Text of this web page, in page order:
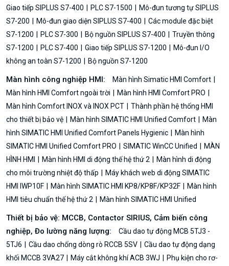
Giao tiếp SIPLUS S7-400
PLC S7-1500
Mô-đun tương tự SIPLUS
S7-200
Mô-đun giao diện SIPLUS S7-400
Các module đặc biệt
S7-1200
PLC S7-300 Bộ nguồn SIPLUS S7-400
Truyền thông
S7-1200
PLC S7-400 Giao tiếp SIPLUS S7-1200
Mô-đun I/O
không an toàn S7-1200
Bộ nguồn S7-1200
Màn hình công nghiệp HMI:
Màn hình Simatic HMI Comfort
Màn hình HMI Comfort ngoài trời
Màn hình HMI Comfort PRO
Màn hình Comfort INOX và INOX PCT
Thành phần hệ thống HMI
cho thiết bị bảo vệ
Màn hình SIMATIC HMI Unified Comfort
Màn
hình SIMATIC HMI Unified Comfort Panels Hygienic
Màn hình
SIMATIC HMI Unified Comfort PRO
SIMATIC WinCC Unified
MÀN
HÌNH HMI
Màn hình HMI di động thế hệ thứ 2
Màn hình di động
cho môi trường nhiệt độ thấp
Máy khách web di động SIMATIC
HMI IWP10F
Màn hình SIMATIC HMI KP8/KP8F/KP32F
Màn hình
HMI tiêu chuẩn thế hệ thứ 2
Màn hình SIMATIC HMI Unified
Thiết bị bảo vệ: MCCB, Contactor SIRIUS, Cảm biến công
nghiệp, Đo lường năng lượng:
Cầu dao tự động MCB 5TJ3 -
5TJ6
Cầu dao chống dòng rò RCCB 5SV
Cầu dao tự động dạng
khối MCCB 3VA27
Máy cắt không khí ACB 3WJ
Phụ kiện cho rơ-